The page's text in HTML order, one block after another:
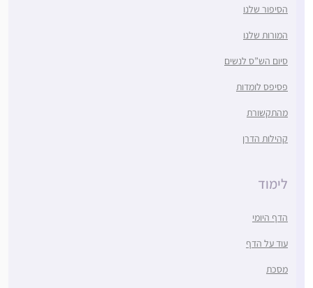
הסיפור שלנו
המורות שלנו
סיום הש”ס לנשים
פסיפס לומדות
מהתקשורת
קהילות הדרן
לימוד
הדף היומי
עוד על הדף
מסכת